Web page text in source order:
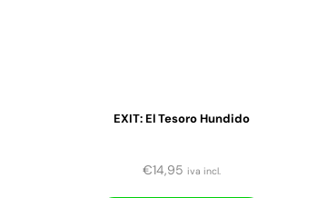
EXIT: El Tesoro Hundido
€14,95 iva incl.